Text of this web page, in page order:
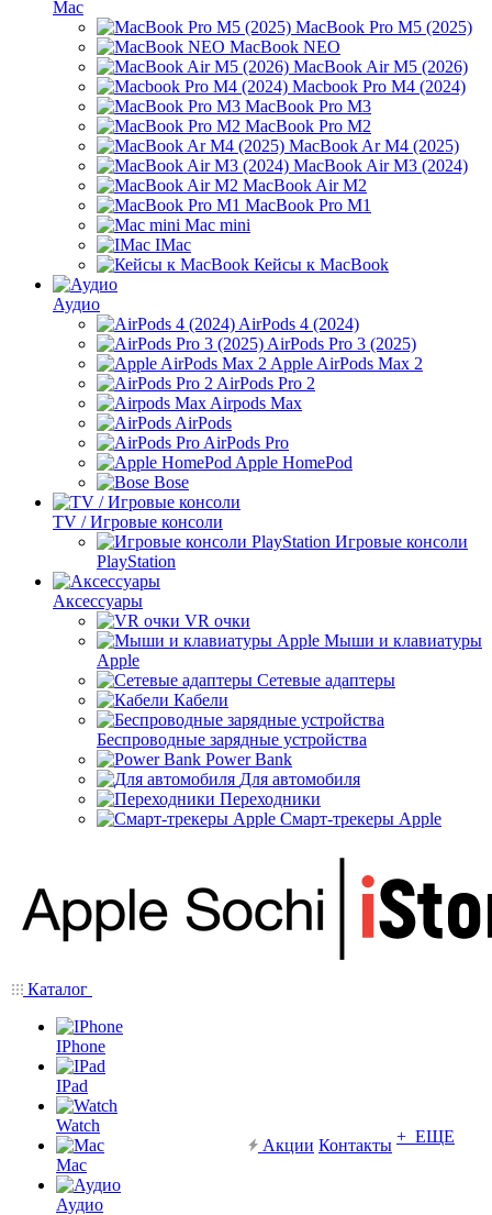
Mac
MacBook Pro M5 (2025)
MacBook NEO
MacBook Air M5 (2026)
Macbook Pro M4 (2024)
MacBook Pro M3
MacBook Pro M2
MacBook Ar M4 (2025)
MacBook Air M3 (2024)
MacBook Air M2
MacBook Pro M1
Mac mini
IMac
Кейсы к MacBook
Аудио
AirPods 4 (2024)
AirPods Pro 3 (2025)
Apple AirPods Max 2
AirPods Pro 2
Airpods Max
AirPods
AirPods Pro
Apple HomePod
Bose
TV / Игровые консоли
Игровые консоли
PlayStation
Аксессуары
VR очки
Мыши и клавиатуры
Apple
Сетевые адаптеры
Кабели
Беспроводные зарядные устройства
Power Bank
Для автомобиля
Переходники
Смарт-трекеры Apple
Каталог
IPhone
IPad
Watch
Mac
Аудио
Акции Контакты + ЕЩЕ